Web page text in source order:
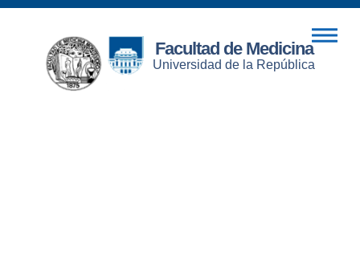
Facultad de Medicina
Universidad de la República